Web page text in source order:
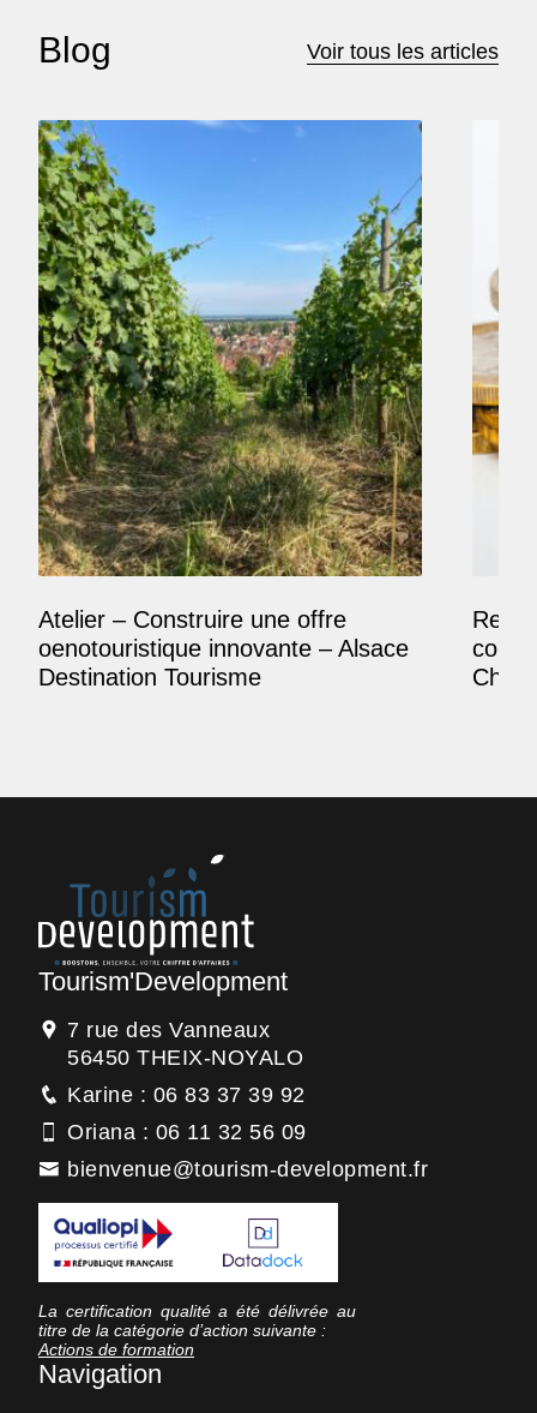
Blog Voir tous les articles
Atelier – Construire une offre
oenotouristique innovante – Alsace
Destination Tourisme
Tourism'Development
7 rue des Vanneaux
56450 THEIX-NOYALO
Karine : 06 83 37 39 92
Oriana : 06 11 32 56 09
bienvenue@tourism-development.fr
La certification qualité a été délivrée au
titre de la catégorie d’action suivante :
Actions de formation
Navigation